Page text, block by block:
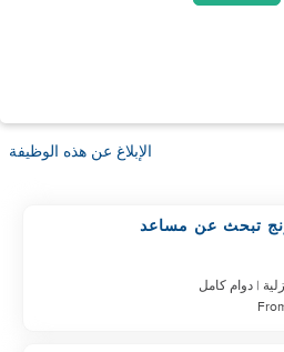
الإبلاغ عن هذه الوظيفة
تبحث عن مساعد
| دوام كامل